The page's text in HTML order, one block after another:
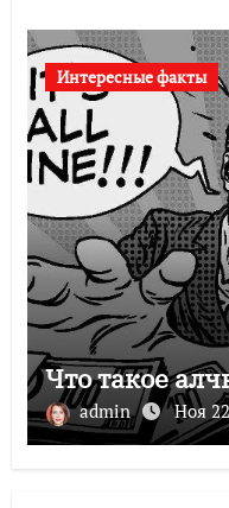
Интересные факты
Что такое
admin Ноя